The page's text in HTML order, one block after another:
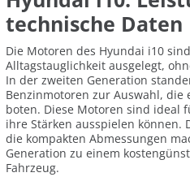
technische Daten
Die Motoren des Hyundai i10
Alltagstauglichkeit ausgelegt,
In der zweiten Generation
Benzinmotoren zur Auswahl, die
boten. Diese Motoren sind ideal
ihre Stärken ausspielen können.
die kompakten Abmessungen
Generation zu einem
Fahrzeug.